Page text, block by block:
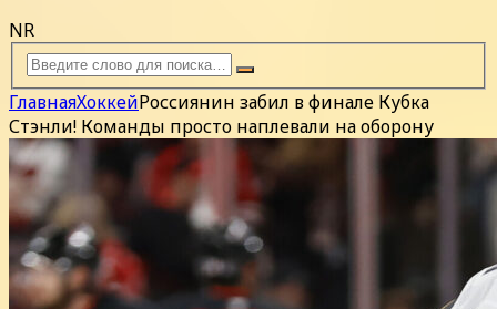
NR
ГлавнаяХоккейРоссиянин забил в финале Кубка
Стэнли! Команды просто наплевали на оборону